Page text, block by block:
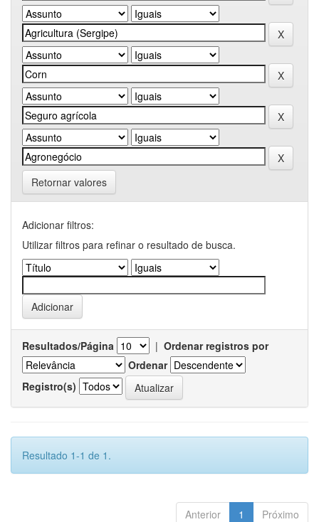
Retornar valores
Adicionar filtros:
Utilizar filtros para refinar o resultado de busca.
Resultados/Página | Ordenar registros por
Ordenar
Registro(s)
Resultado 1-1 de 1.
Anterior 1 Próximo